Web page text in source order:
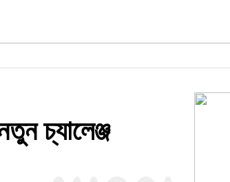
চ্যালেঞ্জ